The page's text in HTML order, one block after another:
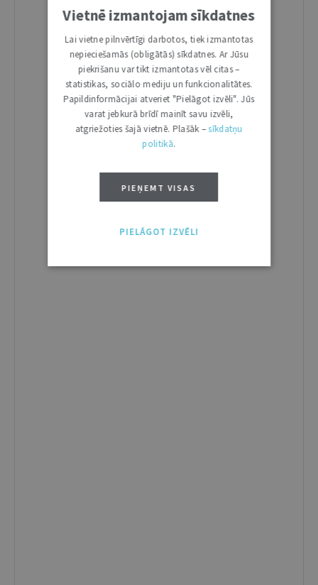
Vietnē izmantojam sīkdatnes
Lai vietne pilnvērtīgi darbotos, tiek izmantotas
nepieciešamās (obligātās) sīkdatnes. Ar Jūsu
piekrišanu var tikt izmantotas vēl citas –
statistikas, sociālo mediju un funkcionalitātes.
Papildinformācijai atveriet "Pielāgot izvēli". Jūs
varat jebkurā brīdī mainīt savu izvēli,
atgriežoties šajā vietnē. Plašāk –sīkdatņu
politikā.
PIEŅEMT VISAS
PIELĀGOT IZVĒLI